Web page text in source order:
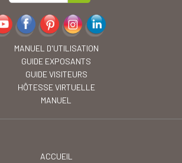
MANUEL D'UTILISATION
GUIDE EXPOSANTS
GUIDE VISITEURS
HÔTESSE VIRTUELLE
MANUEL
ACCUEIL